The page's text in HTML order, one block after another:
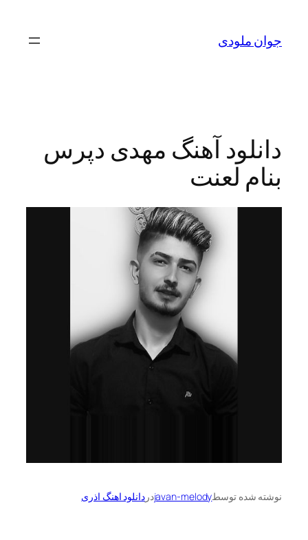
آهنگ مهدی دپرس
لعنت
توسطjavan-melodyدردانلود اهنگ اذری